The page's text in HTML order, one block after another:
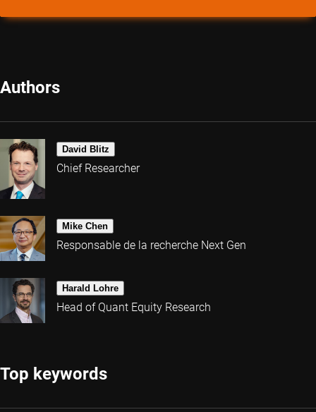
Authors
David Blitz
Chief Researcher
Mike Chen
Responsable de la recherche Next Gen
Harald Lohre
Head of Quant Equity Research
Top keywords